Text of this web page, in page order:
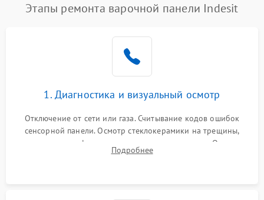
Этапы ремонта варочной панели Indesit
1. Диагностика и визуальный осмотр
Отключение от сети или газа. Считывание кодов ошибок
сенсорной панели. Осмотр стеклокерамики на трещины,
проверка конфорок на равномерность нагрева. Опрос
клиента о симптомах (не включается, не видит посуду,
Подробнее